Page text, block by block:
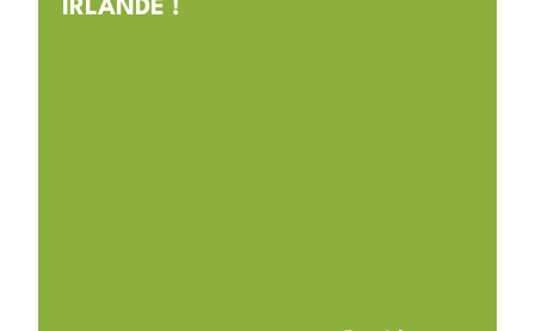
IRLANDE !